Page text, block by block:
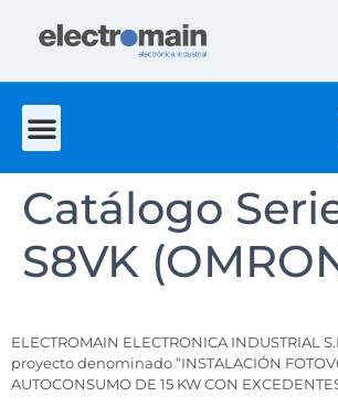
Catálogo
S8VK
ELECTROMAIN ELECTRONICA INDUSTRIAL
proyecto denominado “INSTALACIÓN
AUTOCONSUMO DE 15 KW CON